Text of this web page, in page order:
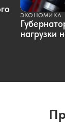
ЭКОНОМИКА
нагрузки